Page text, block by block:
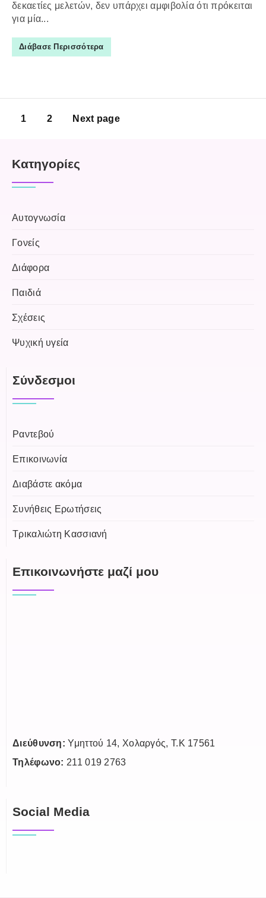
δεκαετίες μελετών, δεν υπάρχει αμφιβολία ότι πρόκειται
για μία...
Διάβασε Περισσότερα
1 2 Next page
Kατηγορίες
Αυτογνωσία
Γονείς
Διάφορα
Παιδιά
Σχέσεις
Ψυχική υγεία
Σύνδεσμοι
Ραντεβού
Επικοινωνία
Διαβάστε ακόμα
Συνήθεις Ερωτήσεις
Τρικαλιώτη Κασσιανή
Επικοινωνήστε μαζί μου
Διεύθυνση: Υμηττού 14, Χολαργός, Τ.Κ 17561
Τηλέφωνο: 211 019 2763
Social Media